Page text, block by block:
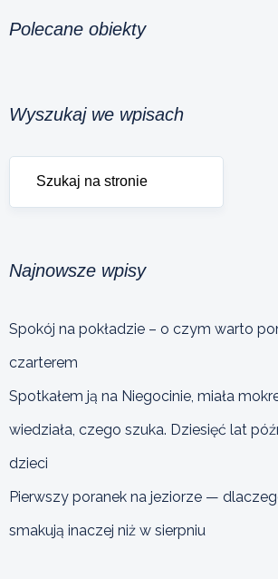
Polecane obiekty
Wyszukaj we wpisach
Najnowsze wpisy
Spokój na pokładzie – o czym warto
czarterem
Spotkałem ją na Niegocinie, miała
wiedziała, czego szuka. Dziesięć lat
dzieci
Pierwszy poranek na jeziorze —
smakują inaczej niż w sierpniu